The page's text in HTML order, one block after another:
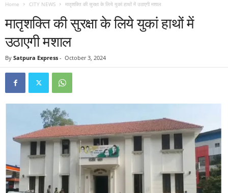
Home CITY NEWS मातृशक्ति की सुरक्षा के लिये युकां हाथों में उठाएगी मशाल
मातृशक्ति की सुरक्षा के लिये युकां हाथों में
उठाएगी मशाल
By Satpura Express - October 3, 2024